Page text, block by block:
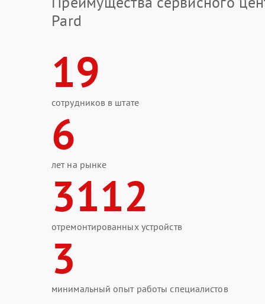
Pard
19
сотрудников в штате
6
лет на рынке
3112
отремонтированных устройств
3
минимальный опыт работы специалистов